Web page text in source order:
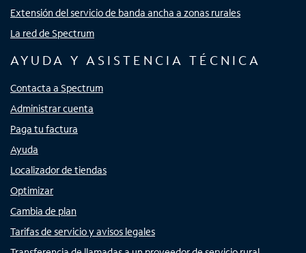
Extensión del servicio de banda ancha a zonas rurales
La red de Spectrum
AYUDA Y ASISTENCIA TÉCNICA
Contacta a Spectrum
Administrar cuenta
Paga tu factura
Ayuda
Localizador de tiendas
Optimizar
Cambia de plan
Tarifas de servicio y avisos legales